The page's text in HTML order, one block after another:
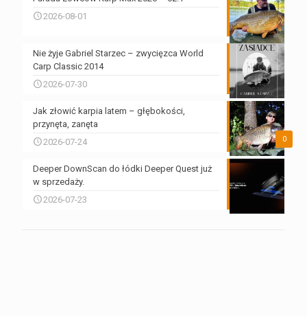
2026-08-01
Nie żyje Gabriel Starzec – zwycięzca World
Carp Classic 2014
2026-07-30
0
Jak złowić karpia latem – głębokości,
przynęta, zanęta
2026-07-24
Deeper DownScan do łódki Deeper Quest już
w sprzedaży.
2026-07-23